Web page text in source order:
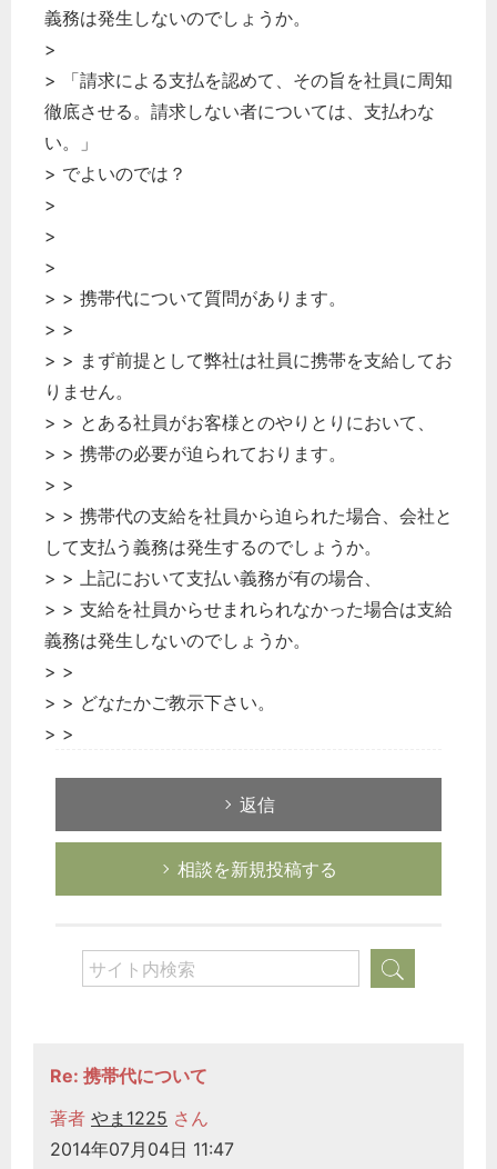
義務は発生しないのでしょうか。
>
> 「請求による支払を認めて、その旨を社員に周知
徹底させる。請求しない者については、支払わな
い。」
> でよいのでは？
>
>
>
> > 携帯代について質問があります。
> >
> > まず前提として弊社は社員に携帯を支給してお
りません。
> > とある社員がお客様とのやりとりにおいて、
> > 携帯の必要が迫られております。
> >
> > 携帯代の支給を社員から迫られた場合、会社と
して支払う義務は発生するのでしょうか。
> > 上記において支払い義務が有の場合、
> > 支給を社員からせまれられなかった場合は支給
義務は発生しないのでしょうか。
> >
> > どなたかご教示下さい。
> >
返信
相談を新規投稿する
Re: 携帯代について
著者 やま1225 さん
2014年07月04日 11:47
どのカテゴリーに投稿しますか？
選択してください
税務経理
総務の給湯室
秘書のノウハウ
次へ